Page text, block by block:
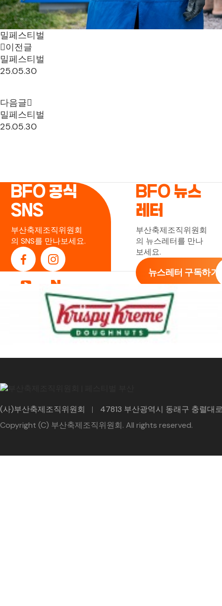
밀페스티벌
이전글
밀페스티벌
25.05.30
다음글
밀페스티벌
25.05.30
BFO 공식
SNS
부산축제조직위원회
의 SNS를 만나보세요.
BFO 뉴스
레터
부산축제조직위원회
의 뉴스레터를 만나
보세요.
뉴스레터 구독하기
(사)부산축제조직위원회
47813 부산광역시 동래구 충렬대
Copyright (C) 부산축제조직위원회. All rights reserved.